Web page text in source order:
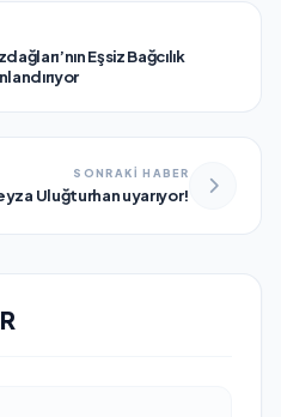
Eşsiz Bağcılık
SONRAKİ HABER
Uluğturhan uyarıyor!